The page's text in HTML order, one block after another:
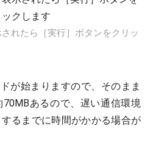
れたら［実行］ボタンをクリッ
が始まりますので、そのまま
あるので、遅い通信環境
るまでに時間がかかる場合が